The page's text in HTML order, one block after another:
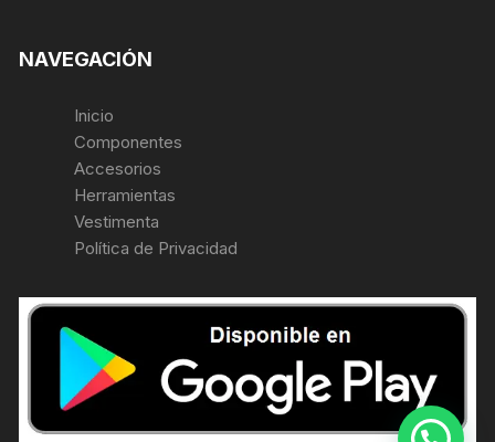
NAVEGACIÓN
Inicio
Componentes
Accesorios
Herramientas
Vestimenta
Política de Privacidad